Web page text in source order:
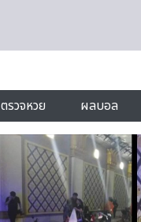
ตรวจหวย ผลบอล